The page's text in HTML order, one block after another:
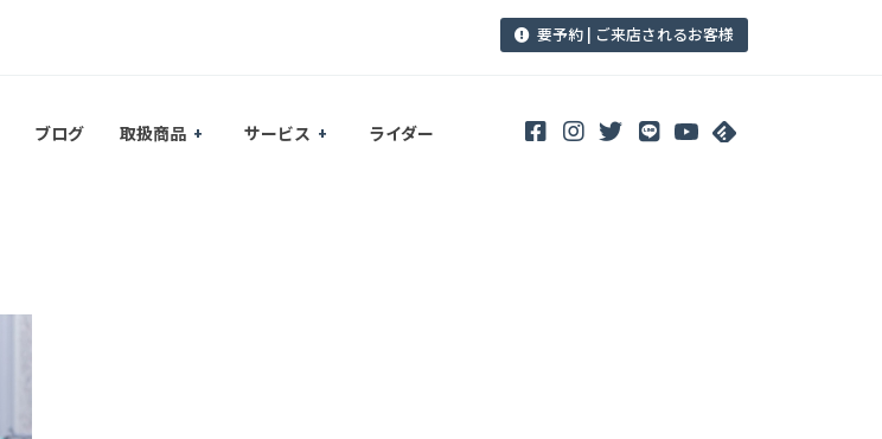
要予約 | ご来店されるお客様
ブログ 取扱商品 サービス ライダー